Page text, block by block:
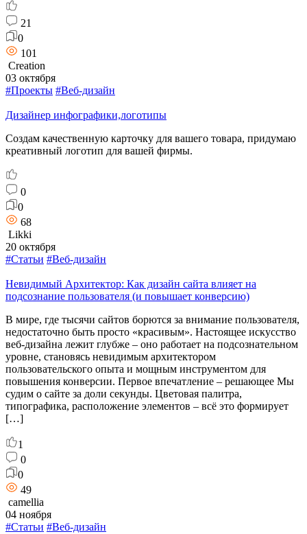
21
0
101
Creation
03 октября
#Проекты #Веб-дизайн
Дизайнер инфографики,логотипы
Создам качественную карточку для вашего товара, придумаю
креативный логотип для вашей фирмы.
0
0
68
Likki
20 октября
#Статьи #Веб-дизайн
Невидимый Архитектор: Как дизайн сайта влияет на
подсознание пользователя (и повышает конверсию)
В мире, где тысячи сайтов борются за внимание пользователя,
недостаточно быть просто «красивым». Настоящее искусство
веб-дизайна лежит глубже – оно работает на подсознательном
уровне, становясь невидимым архитектором
пользовательского опыта и мощным инструментом для
повышения конверсии. Первое впечатление – решающее Мы
судим о сайте за доли секунды. Цветовая палитра,
типографика, расположение элементов – всё это формирует
[…]
1
0
0
49
camellia
04 ноября
#Статьи #Веб-дизайн